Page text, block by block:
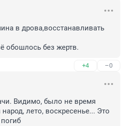
в дрова,восстанавливать
обошлось без жертв.
+4 –0
Видимо, было не время
лето, воскресенье... Это